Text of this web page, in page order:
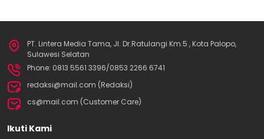
PT. Lintera Media Tama, Jl. Dr.Ratulangi Km.5 , Kota Palopo,
Sulawesi Selatan
Phone: 0813 5561 3396/0853 2266 6741
redaksi@mail.com (Redaksi)
cs@mail.com (Customer Care)
Ikuti Kami